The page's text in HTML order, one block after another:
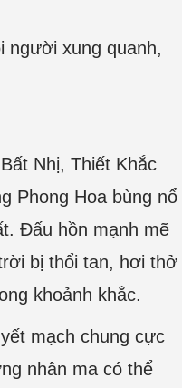
người xung quanh,
Nhị, Thiết Khắc
Phong Hoa bùng nổ
Đấu hồn mạnh mẽ
bị thổi tan, hơi thở
khoảnh khắc.
mạch chung cực
nhân ma có thể